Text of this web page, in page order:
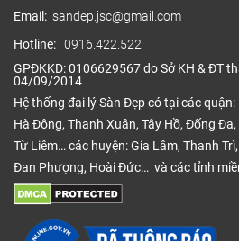
Email: sandep.jsc@gmail.com
Hotline: 0916.422.522
GPĐKKD: 0106629567 do Sở KH & ĐT
04/09/2014
Hệ thống đại lý Sàn Đẹp có tại các quận:
Hà Đông, Thanh Xuân, Tây Hồ, Đống
Từ Liêm… các huyện: Gia Lâm, Thanh
Đan Phượng, Hoài Đức… và các tỉnh